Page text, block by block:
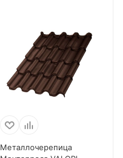
Металлочерепица